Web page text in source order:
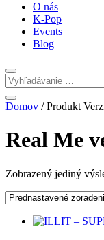
O nás
K-Pop
Events
Blog
Domov / Produkt
Real Me
Zobrazený jediný